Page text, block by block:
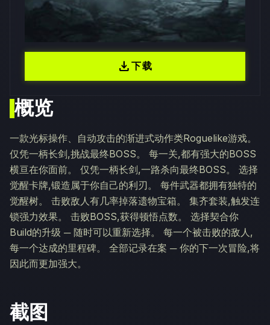
概览
一款光标操作、自动攻击的渐进式动作类Roguelike游戏。
仅凭一柄长剑,挑战最终BOSS。 每一关,都有强大的BOSS
横亘在你面前。 仅凭一柄长剑,一路杀向最终BOSS。 选择
觉醒卡牌,锻造属于你自己的利刃。 每件武器都拥有独特的
觉醒树。 击败敌人有几率掉落遗物宝箱。 集齐套装,触发连
锁强力效果。 击败BOSS,获得顿悟点数。 选择契合你
Build的升级 ─ 随时可以重新选择。 每一个被击败的敌人,
每一个达成的里程碑。 全部记录在案 ─ 你的下一次冒险,将
因此而更加强大。
截图
download下载